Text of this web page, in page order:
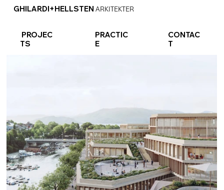
GHILARDI+HELLSTEN ARKITEKTER
PROJEC
TS
PRACTIC
E
CONTAC
T